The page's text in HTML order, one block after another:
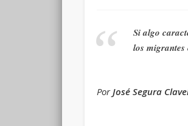
Si algo
los migrantes
PorJosé Segura